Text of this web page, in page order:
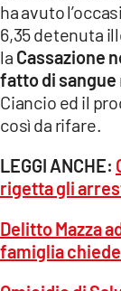
ha avuto
6,35 detenuta
la Cassazione
fatto di sangue
Ciancio ed il
così da rifare.
LEGGI ANCHE:
rigetta gli
Delitto Mazza
famiglia